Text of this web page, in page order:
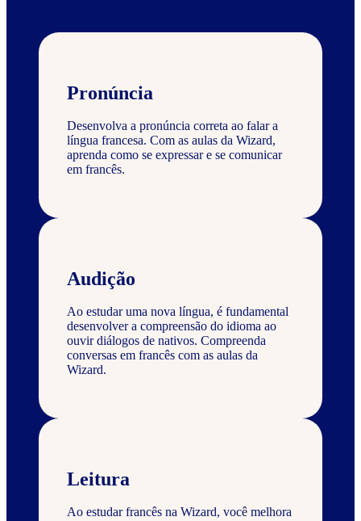
Pronúncia
Desenvolva a pronúncia correta ao falar a
língua francesa. Com as aulas da Wizard,
aprenda como se expressar e se comunicar
em francês.
Audição
Ao estudar uma nova língua, é fundamental
desenvolver a compreensão do idioma ao
ouvir diálogos de nativos. Compreenda
conversas em francês com as aulas da
Wizard.
Leitura
Ao estudar francês na Wizard, você melhora